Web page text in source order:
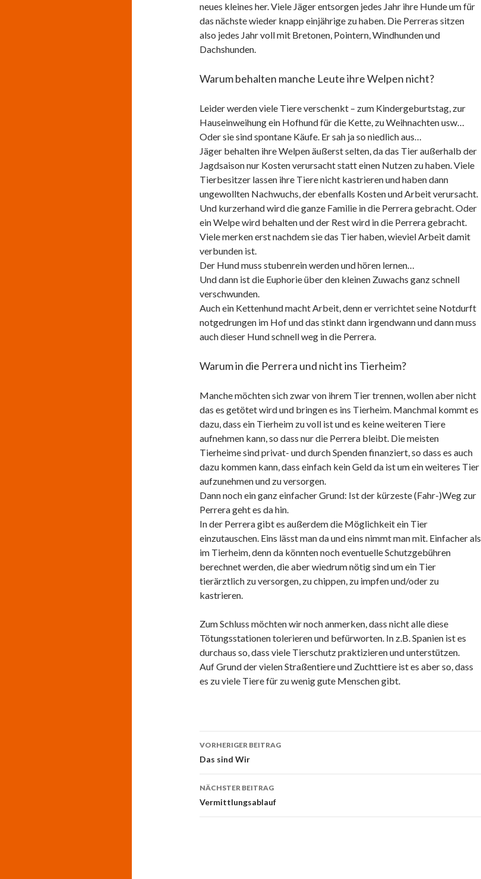
neues kleines her. Viele Jäger entsorgen jedes Jahr ihre Hunde um für
das nächste wieder knapp einjährige zu haben. Die Perreras sitzen
also jedes Jahr voll mit Bretonen, Pointern, Windhunden und
Dachshunden.
Warum behalten manche Leute ihre Welpen nicht?
Leider werden viele Tiere verschenkt – zum Kindergeburtstag, zur
Hauseinweihung ein Hofhund für die Kette, zu Weihnachten usw…
Oder sie sind spontane Käufe. Er sah ja so niedlich aus…
Jäger behalten ihre Welpen äußerst selten, da das Tier außerhalb der
Jagdsaison nur Kosten verursacht statt einen Nutzen zu haben. Viele
Tierbesitzer lassen ihre Tiere nicht kastrieren und haben dann
ungewollten Nachwuchs, der ebenfalls Kosten und Arbeit verursacht.
Und kurzerhand wird die ganze Familie in die Perrera gebracht. Oder
ein Welpe wird behalten und der Rest wird in die Perrera gebracht.
Viele merken erst nachdem sie das Tier haben, wieviel Arbeit damit
verbunden ist.
Der Hund muss stubenrein werden und hören lernen…
Und dann ist die Euphorie über den kleinen Zuwachs ganz schnell
verschwunden.
Auch ein Kettenhund macht Arbeit, denn er verrichtet seine Notdurft
notgedrungen im Hof und das stinkt dann irgendwann und dann muss
auch dieser Hund schnell weg in die Perrera.
Warum in die Perrera und nicht ins Tierheim?
Manche möchten sich zwar von ihrem Tier trennen, wollen aber nicht
das es getötet wird und bringen es ins Tierheim. Manchmal kommt es
dazu, dass ein Tierheim zu voll ist und es keine weiteren Tiere
aufnehmen kann, so dass nur die Perrera bleibt. Die meisten
Tierheime sind privat- und durch Spenden finanziert, so dass es auch
dazu kommen kann, dass einfach kein Geld da ist um ein weiteres Tier
aufzunehmen und zu versorgen.
Dann noch ein ganz einfacher Grund: Ist der kürzeste (Fahr-)Weg zur
Perrera geht es da hin.
In der Perrera gibt es außerdem die Möglichkeit ein Tier
einzutauschen. Eins lässt man da und eins nimmt man mit. Einfacher als
im Tierheim, denn da könnten noch eventuelle Schutzgebühren
berechnet werden, die aber wiedrum nötig sind um ein Tier
tierärztlich zu versorgen, zu chippen, zu impfen und/oder zu
kastrieren.
Zum Schluss möchten wir noch anmerken, dass nicht alle diese
Tötungsstationen tolerieren und befürworten. In z.B. Spanien ist es
durchaus so, dass viele Tierschutz praktizieren und unterstützen.
Auf Grund der vielen Straßentiere und Zuchttiere ist es aber so, dass
es zu viele Tiere für zu wenig gute Menschen gibt.
Beitrags-
Navigation
VORHERIGER BEITRAG
Das sind Wir
NÄCHSTER BEITRAG
Vermittlungsablauf